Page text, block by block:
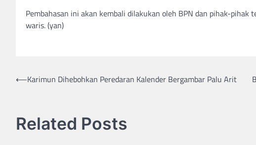
Pembahasan ini akan kembali dilakukan oleh BPN dan pihak-
waris. (yan)
Post
⟵Karimun Dihebohkan Peredaran Kalender Bergambar Palu Arit
Related Posts